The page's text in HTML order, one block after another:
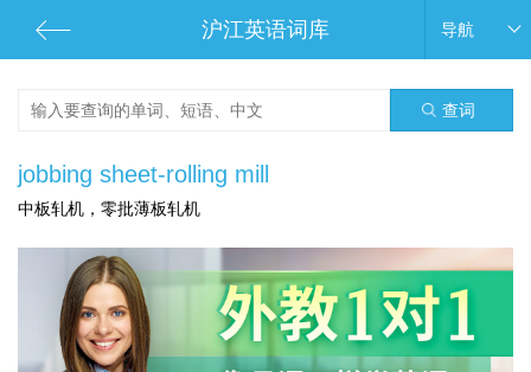
沪江英语词库 导航
查词
jobbing sheet-rolling mill
中板轧机，零批薄板轧机